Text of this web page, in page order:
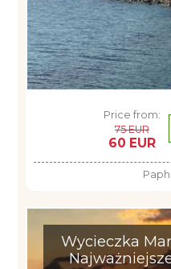
Price from:
75 EUR
60 EUR
Wycieczka